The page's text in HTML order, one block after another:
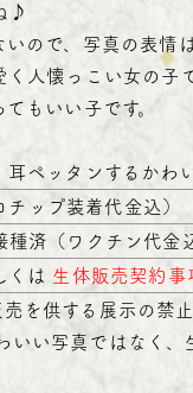
♪
ので、写真の表情
人懐っこい女の子
もいい子です。
ペッタンするかわ
ップ装着代金込）
種済（ワクチン代金
くは 生体販売契約事
を供する展示の禁
い写真ではなく、